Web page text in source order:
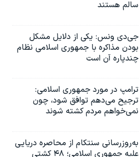
سالم هستند
جی‌دی ونس: یکی از دلایل مشکل
بودن مذاکره با جمهوری اسلامی نظام
چندپاره آن است
ترامپ در مورد جمهوری اسلامی:
ترجیح می‌دهم توافق شود، چون
نمی‌خواهم مردم کشته شوند
به‌روزرسانی سنتکام از محاصره دریایی
علیه جمهوری اسلامی؛ ۴۸ کشتی